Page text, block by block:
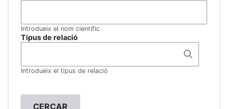
Introdueix el nom científic
Tipus de relació
Introdueix el tipus de relació